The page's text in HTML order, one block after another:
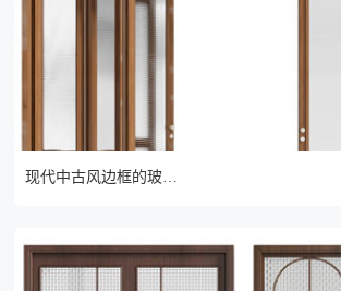
现代中古风边框的玻璃折叠推拉门3d模型